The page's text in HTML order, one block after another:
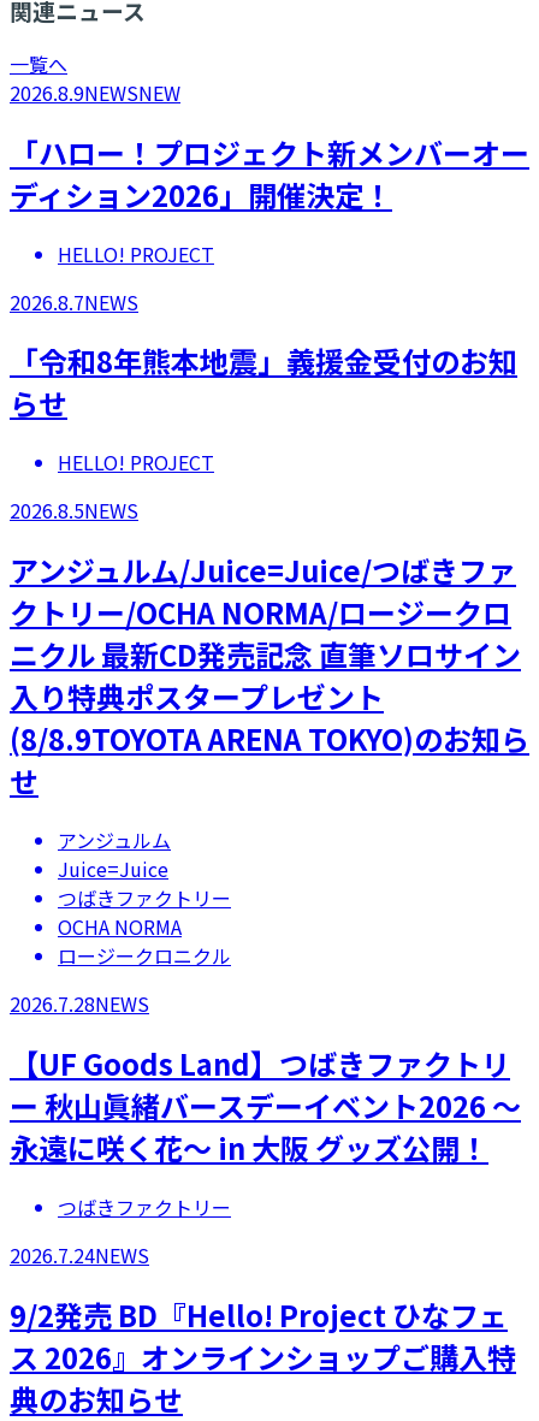
関連ニュース
一覧へ
2026.8.9NEWSNEW
「ハロー！プロジェクト新メンバーオー
ディション2026」開催決定！
HELLO! PROJECT
2026.8.7NEWS
「令和8年熊本地震」義援金受付のお知
らせ
HELLO! PROJECT
2026.8.5NEWS
アンジュルム/Juice=Juice/つばきファ
クトリー/OCHA NORMA/ロージークロ
ニクル 最新CD発売記念 直筆ソロサイン
入り特典ポスタープレゼント
(8/8.9TOYOTA ARENA TOKYO)のお知ら
せ
アンジュルム
Juice=Juice
つばきファクトリー
OCHA NORMA
ロージークロニクル
2026.7.28NEWS
【UF Goods Land】つばきファクトリ
ー 秋山眞緒バースデーイベント2026 ～
永遠に咲く花～ in 大阪 グッズ公開！
つばきファクトリー
2026.7.24NEWS
9/2発売 BD『Hello! Project ひなフェ
ス 2026』オンラインショップご購入特
典のお知らせ